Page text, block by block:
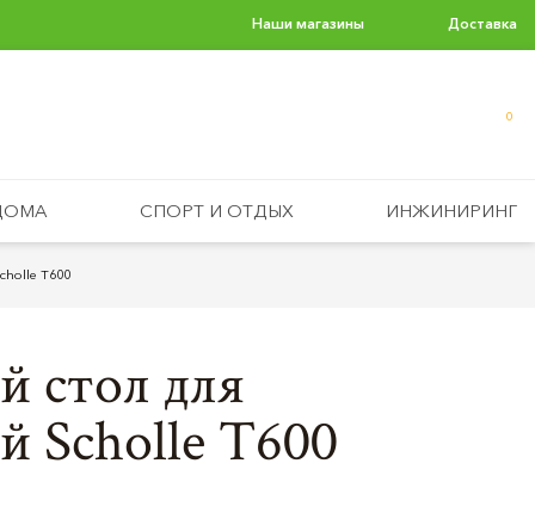
Наши магазины Доставка
0
СПОРТ И ОТДЫХ ИНЖИНИРИНГ
T600
стол для
Scholle T600